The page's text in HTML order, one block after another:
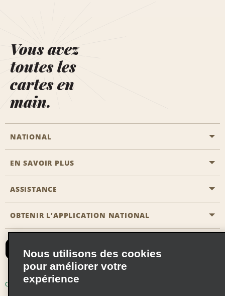
Vous avez
toutes les
cartes en
main.
NATIONAL
Passer une réservation
Solutions pour les professionnels
EN SAVOIR PLUS
Carrière
ASSISTANCE
Accessibilité
Nous contacter
Recevoir des offres par email
OBTENIR L’APPLICATION NATIONAL
Conditions d’utilisation
Nous utilisons des cookies
pour améliorer votre
expérience